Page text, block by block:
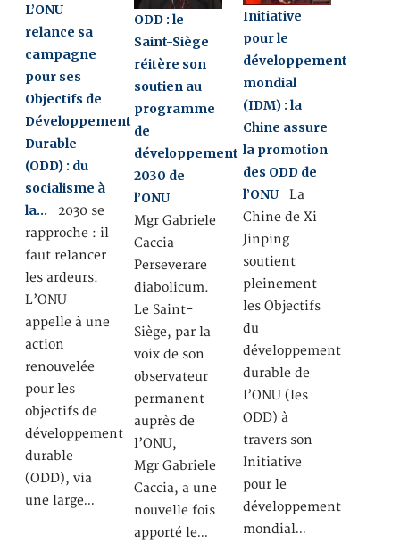
L’ONU
relance sa
campagne
pour ses
Objectifs de
Développement
Durable
(ODD) : du
socialisme à
la… 2030 se
rapproche : il
faut relancer
les ardeurs.
L’ONU
appelle à une
action
renouvelée
pour les
objectifs de
développement
durable
(ODD), via
une large…
ODD : le
Saint-Siège
réitère son
soutien au
programme
de
développement
2030 de
l’ONU
Mgr Gabriele
Caccia
Perseverare
diabolicum.
Le Saint-
Siège, par la
voix de son
observateur
permanent
auprès de
l’ONU,
Mgr Gabriele
Caccia, a une
nouvelle fois
apporté le…
Initiative
pour le
développement
mondial
(IDM) : la
Chine assure
la promotion
des ODD de
l’ONU La
Chine de Xi
Jinping
soutient
pleinement
les Objectifs
du
développement
durable de
l’ONU (les
ODD) à
travers son
Initiative
pour le
développement
mondial…